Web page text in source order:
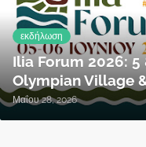
εκδήλωση
Ilia Forum 2026: 5
Olympian Village
Μαΐου 28, 2026